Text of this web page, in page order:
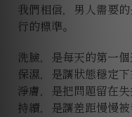
我們相信，男人需要
行的標準。
洗臉，是每天的第一個
保濕，是讓狀態穩定下
淨膚，是把問題留在失
持續，是讓差距慢慢被